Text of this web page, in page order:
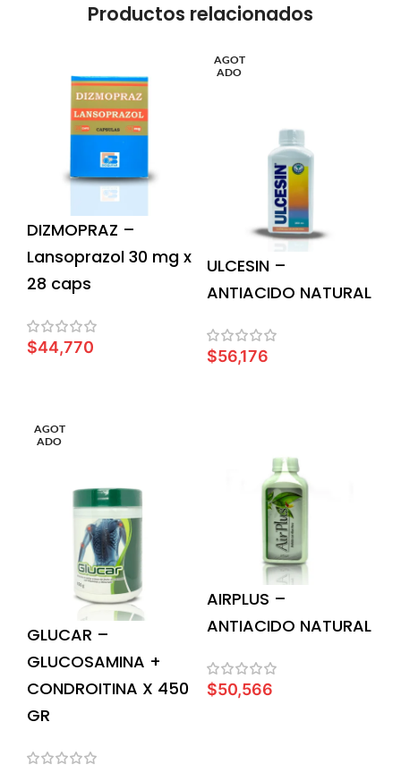
Productos relacionados
DIZMOPRAZ –
Lansoprazol 30 mg x
28 caps
$44,770
AGOT
ADO
ULCESIN –
ANTIACIDO NATURAL
$56,176
AGOT
ADO
GLUCAR –
GLUCOSAMINA +
CONDROITINA X 450
GR
AIRPLUS –
ANTIACIDO NATURAL
$50,566